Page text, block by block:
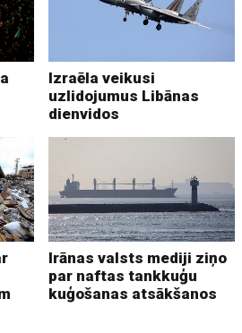
Izraēla veikusi
uzlidojumus Libānas
dienvidos
Irānas valsts mediji ziņo
par naftas tankkuģu
kuģošanas atsākšanos